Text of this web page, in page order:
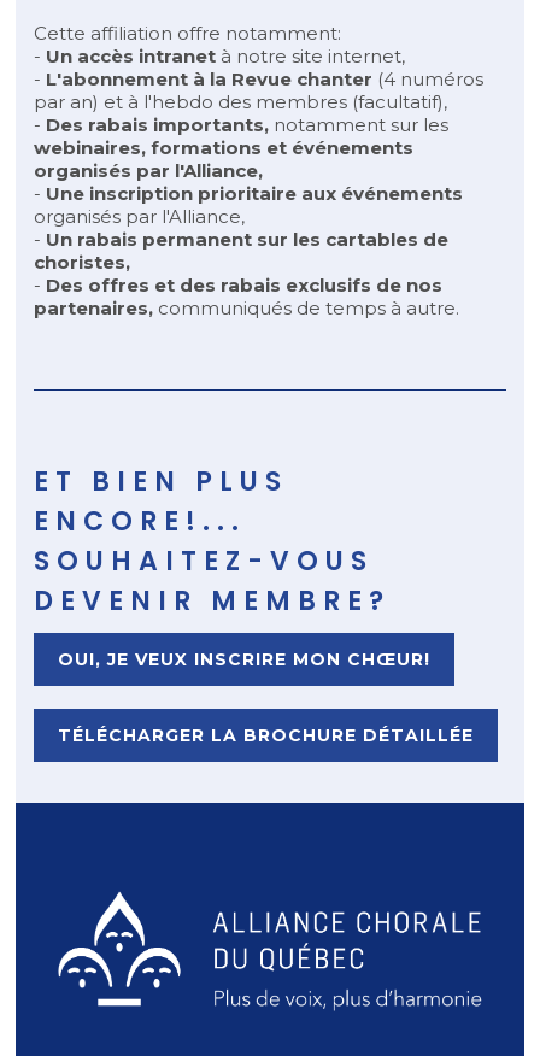
Cette affiliation offre notamment:
- Un accès intranet à notre site internet,
- L'abonnement à la Revue chanter (4 numéros
par an) et à l'hebdo des membres (facultatif),
- Des rabais importants, notamment sur les
webinaires, formations et événements
organisés par l'Alliance,
- Une inscription prioritaire aux événements
organisés par l'Alliance,
- Un rabais permanent sur les cartables de
choristes,
- Des offres et des rabais exclusifs de nos
partenaires, communiqués de temps à autre.
ET BIEN PLUS
ENCORE!...
SOUHAITEZ-VOUS
DEVENIR MEMBRE?
OUI, JE VEUX INSCRIRE MON CHŒUR!
TÉLÉCHARGER LA BROCHURE DÉTAILLÉE